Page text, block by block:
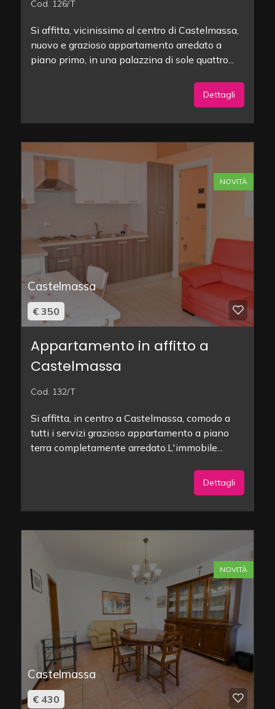
Cod. 126/T
Si affitta, vicinissimo al centro di Castelmassa,
nuovo e grazioso appartamento arredato a
piano primo, in una palazzina di sole quattro...
Dettagli
NOVITÀ
Castelmassa
€ 350
Appartamento in affitto a
Castelmassa
Cod. 132/T
Si affitta, in centro a Castelmassa, comodo a
tutti i servizi grazioso appartamento a piano
terra completamente arredato.L'immobile...
Dettagli
NOVITÀ
Castelmassa
€ 430